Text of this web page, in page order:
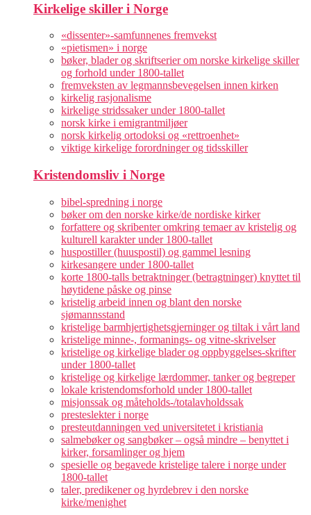
Kirkelige skiller i Norge
«dissenter»-samfunnenes fremvekst
«pietismen» i norge
bøker, blader og skriftserier om norske kirkelige skiller
og forhold under 1800-tallet
fremveksten av legmannsbevegelsen innen kirken
kirkelig rasjonalisme
kirkelige stridssaker under 1800-tallet
norsk kirke i emigrantmiljøer
norsk kirkelig ortodoksi og «rettroenhet»
viktige kirkelige forordninger og tidsskiller
Kristendomsliv i Norge
bibel-spredning i norge
bøker om den norske kirke/de nordiske kirker
forfattere og skribenter omkring temaer av kristelig og
kulturell karakter under 1800-tallet
huspostiller (huuspostil) og gammel lesning
kirkesangere under 1800-tallet
korte 1800-talls betraktninger (betragtninger) knyttet til
høytidene påske og pinse
kristelig arbeid innen og blant den norske
sjømannsstand
kristelige barmhjertighetsgjerninger og tiltak i vårt land
kristelige minne-, formanings- og vitne-skrivelser
kristelige og kirkelige blader og oppbyggelses-skrifter
under 1800-tallet
kristelige og kirkelige lærdommer, tanker og begreper
lokale kristendomsforhold under 1800-tallet
misjonssak og måteholds-/totalavholdssak
presteslekter i norge
presteutdanningen ved universitetet i kristiania
salmebøker og sangbøker – også mindre – benyttet i
kirker, forsamlinger og hjem
spesielle og begavede kristelige talere i norge under
1800-tallet
taler, predikener og hyrdebrev i den norske
kirke/menighet